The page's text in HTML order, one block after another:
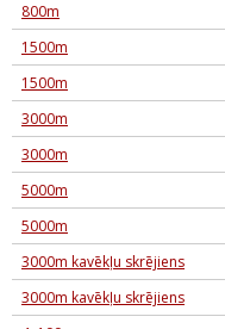
800m
1500m
1500m
3000m
3000m
5000m
5000m
3000m kavēkļu skrējiens
3000m kavēkļu skrējiens